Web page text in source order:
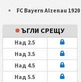
FC Bayern Alzenau 1920
ЪГЛИ СРЕЩУ
Над 2.5
Над 3.5
Над 4.5
Над 5.5